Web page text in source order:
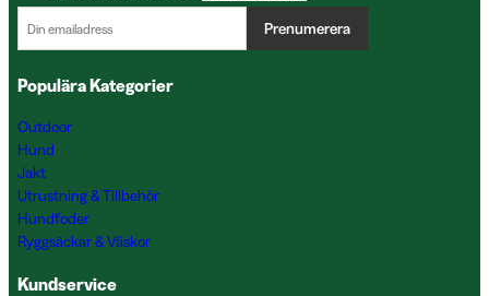
Prenumerera
Populära Kategorier
Outdoor
Hund
Jakt
Utrustning & Tillbehör
Hundfoder
Ryggsäckar & Väskor
Kundservice